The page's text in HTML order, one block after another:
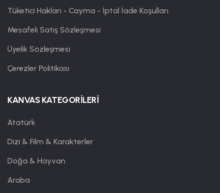
Tüketici Hakları - Cayma - İptal İade Koşulları
Mesafeli Satış Sözleşmesi
Üyelik Sözleşmesi
Çerezler Politikası
KANVAS KATEGORİLERİ
Atatürk
Dizi & Film & Karakterler
Doğa & Hayvan
Araba